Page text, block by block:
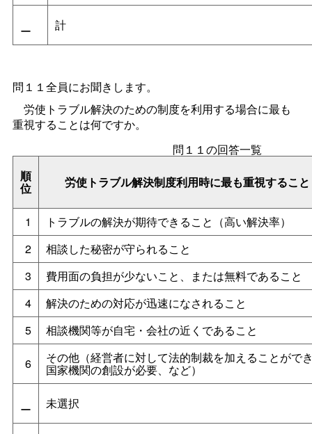
ー 計
問１１全員にお聞きします。
労使トラブル解決のための制度を利用する場合に最も
重視することは何ですか。
順
位 労使トラブル解決制度利用時に最も重視すること
問１１の回答一覧
1
トラブルの解決が期待できること（高い解決率）
2
相談した秘密が守られること
3
費用面の負担が少ないこと、または無料であること
4
解決のための対応が迅速になされること
5
相談機関等が自宅・会社の近くであること
6 その他（経営者に対して法的制裁を加えることがで
国家機関の創設が必要、など）
ー 未選択